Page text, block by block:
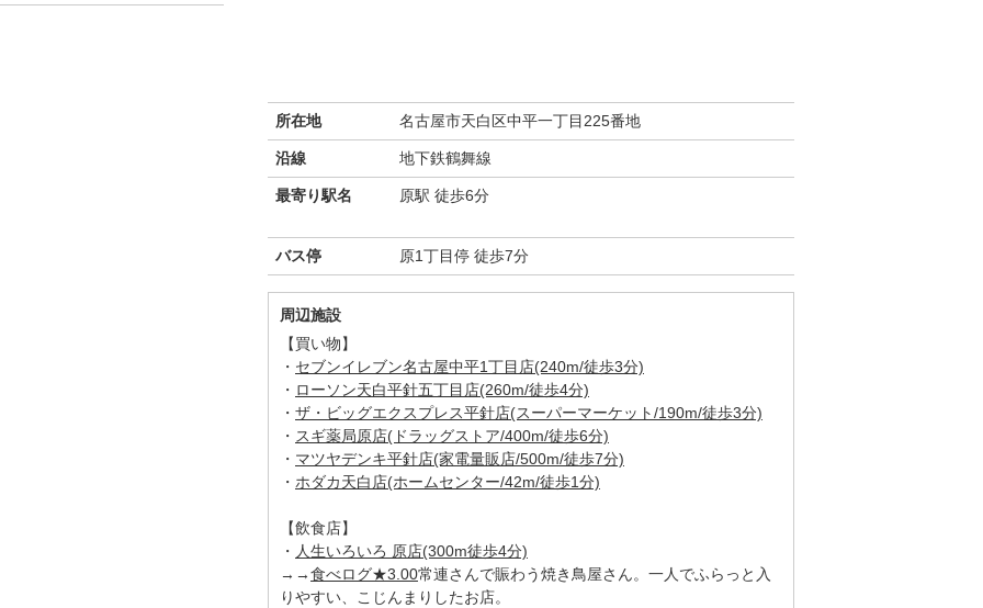
所在地 名古屋市天白区中平一丁目225番地
沿線 地下鉄鶴舞線
最寄り駅名 原駅 徒歩6分
バス停 原1丁目停 徒歩7分
周辺施設
【買い物】
・ セブンイレブン名古屋中平1丁目店(240m/徒歩3分)
・ ローソン天白平針五丁目店(260m/徒歩4分)
・ ザ・ビッグエクスプレス平針店(スーパーマーケット/190m/徒歩3分)
・ スギ薬局原店(ドラッグストア/400m/徒歩6分)
・ マツヤデンキ平針店(家電量販店/500m/徒歩7分)
・ ホダカ天白店(ホームセンター/42m/徒歩1分)
【飲食店】
・ 人生いろいろ 原店(300m徒歩4分)
→→食べログ★3.00常連さんで賑わう焼き鳥屋さん。一人でふらっと入
りやすい、こじんまりしたお店。